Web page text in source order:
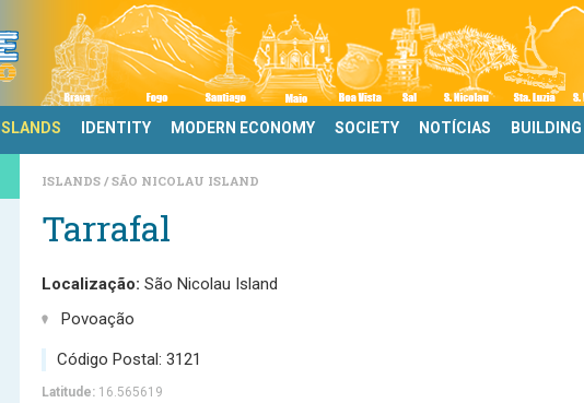
ISLANDS IDENTITY MODERN ECONOMY SOCIETY NOTÍCIAS BUILDING
ISLANDS SÃO NICOLAU ISLAND
Tarrafal
Localização: São Nicolau Island
Povoação
Código Postal: 3121
Latitude: 16.565619